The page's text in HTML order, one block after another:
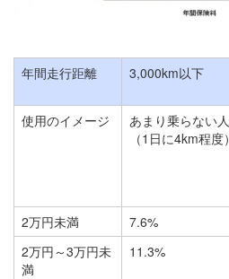
年間走行距離 3,000km以下
使用のイメージ
あまり乗らない人
（1日に4km程度）
2万円未満 7.6%
2万円～3万円未
満
11.3%